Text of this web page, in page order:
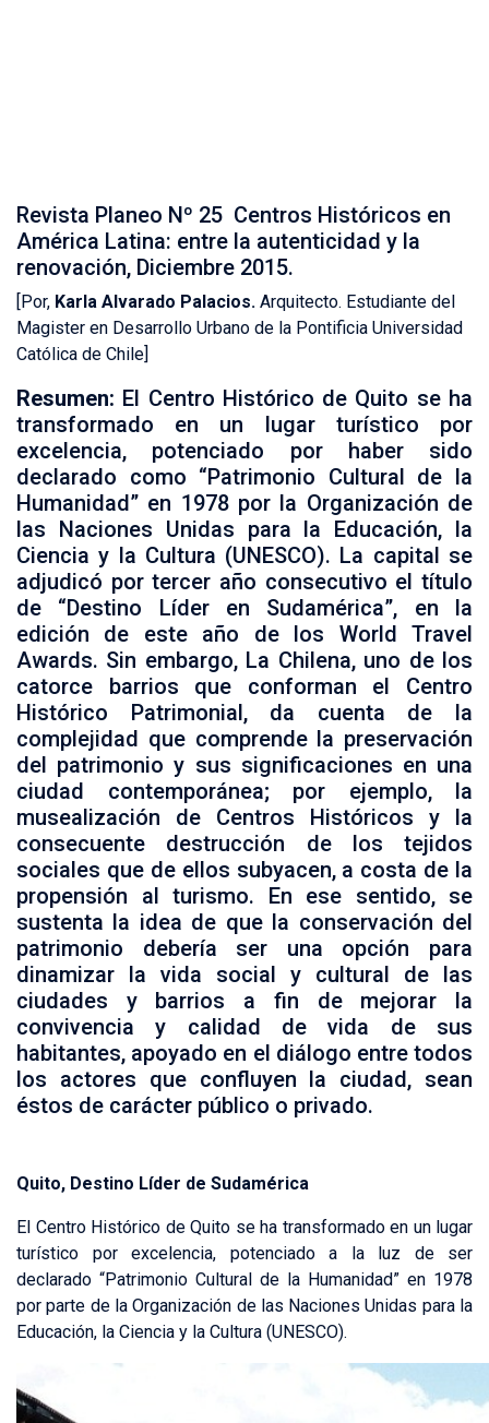
Revista Planeo Nº 25 Centros Históricos en
América Latina: entre la autenticidad y la
renovación, Diciembre 2015.
[Por, Karla Alvarado Palacios. Arquitecto. Estudiante del
Magister en Desarrollo Urbano de la Pontificia Universidad
Católica de Chile]
Resumen: El Centro Histórico de Quito se ha
transformado en un lugar turístico por
excelencia, potenciado por haber sido
declarado como “Patrimonio Cultural de la
Humanidad” en 1978 por la Organización de
las Naciones Unidas para la Educación, la
Ciencia y la Cultura (UNESCO). La capital se
adjudicó por tercer año consecutivo el título
de “Destino Líder en Sudamérica”, en la
edición de este año de los World Travel
Awards. Sin embargo, La Chilena, uno de los
catorce barrios que conforman el Centro
Histórico Patrimonial, da cuenta de la
complejidad que comprende la preservación
del patrimonio y sus significaciones en una
ciudad contemporánea; por ejemplo, la
musealización de Centros Históricos y la
consecuente destrucción de los tejidos
sociales que de ellos subyacen, a costa de la
propensión al turismo. En ese sentido, se
sustenta la idea de que la conservación del
patrimonio debería ser una opción para
dinamizar la vida social y cultural de las
ciudades y barrios a fin de mejorar la
convivencia y calidad de vida de sus
habitantes, apoyado en el diálogo entre todos
los actores que confluyen la ciudad, sean
éstos de carácter público o privado.
Quito, Destino Líder de Sudamérica
El Centro Histórico de Quito se ha transformado en un lugar
turístico por excelencia, potenciado a la luz de ser
declarado “Patrimonio Cultural de la Humanidad” en 1978
por parte de la Organización de las Naciones Unidas para la
Educación, la Ciencia y la Cultura (UNESCO).